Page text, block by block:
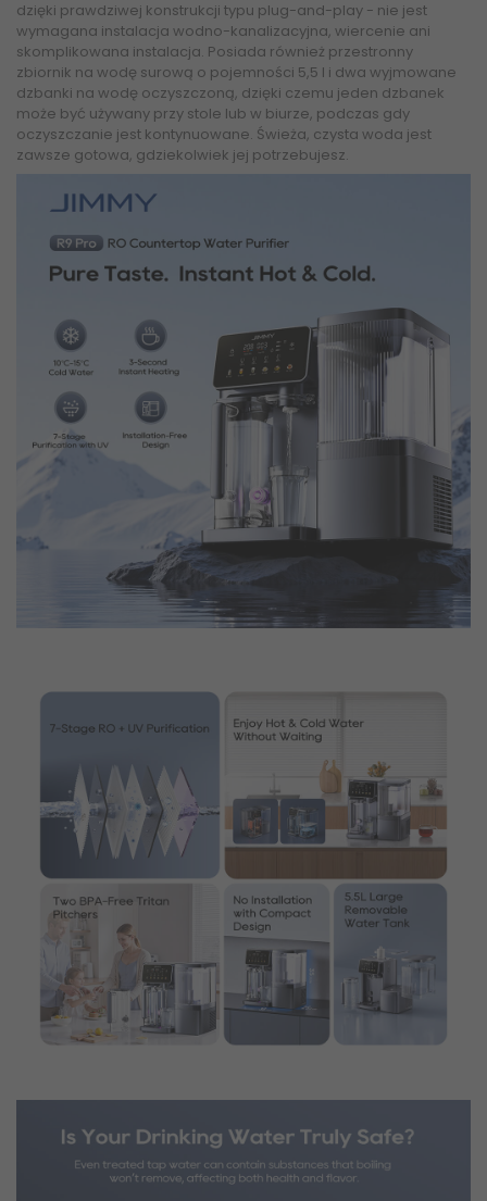
dzięki prawdziwej konstrukcji typu plug-and-play - nie jest
wymagana instalacja wodno-kanalizacyjna, wiercenie ani
skomplikowana instalacja. Posiada również przestronny
zbiornik na wodę surową o pojemności 5,5 l i dwa wyjmowane
dzbanki na wodę oczyszczoną, dzięki czemu jeden dzbanek
może być używany przy stole lub w biurze, podczas gdy
oczyszczanie jest kontynuowane. Świeża, czysta woda jest
zawsze gotowa, gdziekolwiek jej potrzebujesz.